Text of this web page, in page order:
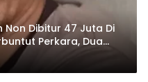
Dibitur 47 Juta Di
Perkara, Dua
Ancang Ambil